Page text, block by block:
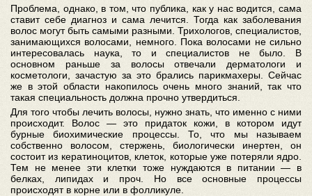
Проблема, однако, в том, что публика, как у нас водится, сама
ставит себе диагноз и сама лечится. Тогда как заболевания
волос могут быть самыми разными. Трихологов, специалистов,
занимающихся волосами, немного. Пока волосами не сильно
интересовалась наука, то и специалистов не было. В
основном раньше за волосы отвечали дерматологи и
косметологи, зачастую за это брались парикмахеры. Сейчас
же в этой области накопилось очень много знаний, так что
такая специальность должна прочно утвердиться.
Для того чтобы лечить волосы, нужно знать, что именно с ними
происходит. Волос — это придаток кожи, в котором идут
бурные биохимические процессы. То, что мы называем
собственно волосом, стержень, биологически инертен, он
состоит из кератиноцитов, клеток, которые уже потеряли ядро.
Тем не менее эти клетки тоже нуждаются в питании — в
белках, липидах и проч. Но все основные процессы
происходят в корне или в фолликуле.